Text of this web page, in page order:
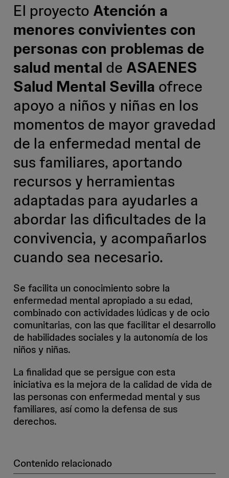
El proyecto Atención a
menores convivientes con
personas con problemas de
salud mental de ASAENES
Salud Mental Sevilla ofrece
apoyo a niños y niñas en los
momentos de mayor gravedad
de la enfermedad mental de
sus familiares, aportando
recursos y herramientas
adaptadas para ayudarles a
abordar las dificultades de la
convivencia, y acompañarlos
cuando sea necesario.
Se facilita un conocimiento sobre la
enfermedad mental apropiado a su edad,
combinado con actividades lúdicas y de ocio
comunitarias, con las que facilitar el desarrollo
de habilidades sociales y la autonomía de los
niños y niñas.
La finalidad que se persigue con esta
iniciativa es la mejora de la calidad de vida de
las personas con enfermedad mental y sus
familiares, así como la defensa de sus
derechos.
Contenido relacionado